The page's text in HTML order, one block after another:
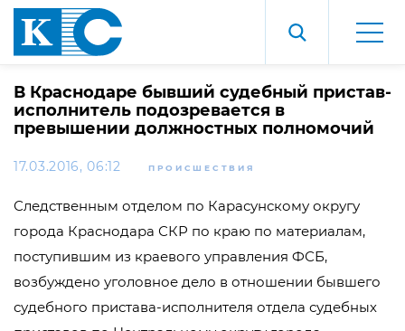
В Краснодаре бывший судебный пристав-
исполнитель подозревается в
превышении должностных полномочий
17.03.2016, 06:12 ПРОИСШЕСТВИЯ
Следственным отделом по Карасунскому округу
города Краснодара СКР по краю по материалам,
поступившим из краевого управления ФСБ,
возбуждено уголовное дело в отношении бывшего
судебного пристава-исполнителя отдела судебных